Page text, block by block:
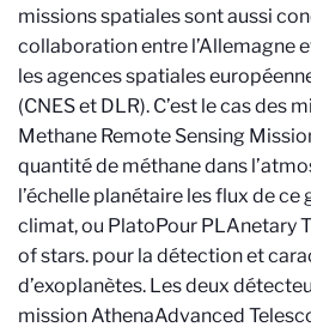
missions spatiales sont aussi
collaboration entre l’Allemagne
les agences spatiales
(CNES et DLR). C’est le cas des
Methane Remote Sensing
quantité de méthane dans
l’échelle planétaire les flux de ce
climat, ou PlatoPour PLAnetary
of stars. pour la détection et
d’exoplanètes. Les deux
mission AthenaAdvanced